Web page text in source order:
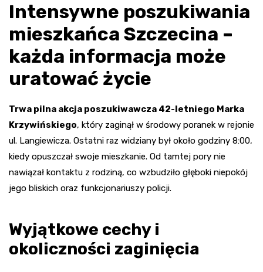
Intensywne poszukiwania
mieszkańca Szczecina –
każda informacja może
uratować życie
Trwa pilna akcja poszukiwawcza 42-letniego Marka
Krzywińskiego, który zaginął w środowy poranek w rejonie
ul. Langiewicza. Ostatni raz widziany był około godziny 8:00,
kiedy opuszczał swoje mieszkanie. Od tamtej pory nie
nawiązał kontaktu z rodziną, co wzbudziło głęboki niepokój
jego bliskich oraz funkcjonariuszy policji.
Wyjątkowe cechy i
okoliczności zaginięcia